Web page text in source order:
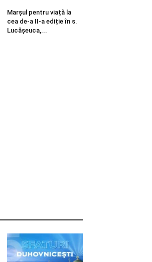
Marșul pentru viață la
cea de-a II-a ediție în s.
Lucășeuca,...